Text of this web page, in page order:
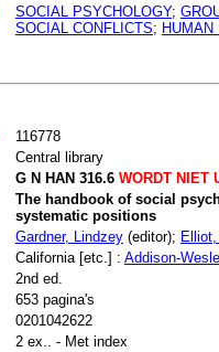
SOCIAL PSYCHOLOGY;
SOCIAL CONFLICTS; HUMAN
116778
Central library
G N HAN 316.6WORDT NIET
The handbook of social
systematic positions
Gardner, Lindzey(editor);
California [etc.] : Addison-
2nd ed.
653 pagina's
0201042622
2 ex.. - Met index